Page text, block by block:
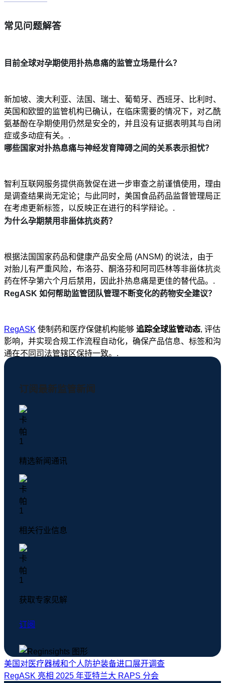
常见问题解答
目前全球对孕期使用扑热息痛的监管立场是什么？
新加坡、澳大利亚、法国、瑞士、葡萄牙、西班牙、比利时、
英国和欧盟的监管机构已确认，在临床需要的情况下，对乙酰
氨基酚在孕期使用仍然是安全的，并且没有证据表明其与自闭
症或多动症有关。.
哪些国家对扑热息痛与神经发育障碍之间的关系表示担忧？
智利互联网服务提供商敦促在进一步审查之前谨慎使用，理由
是调查结果尚无定论；与此同时，美国食品药品监督管理局正
在考虑更新标签，以反映正在进行的科学辩论。.
为什么孕期禁用非甾体抗炎药？
根据法国国家药品和健康产品安全局 (ANSM) 的说法，由于
对胎儿有严重风险，布洛芬、酮洛芬和阿司匹林等非甾体抗炎
药在怀孕第六个月后禁用，因此扑热息痛是更佳的替代品。.
RegASK 如何帮助监管团队管理不断变化的药物安全建议？
RegASK 使制药和医疗保健机构能够 追踪全球监管动态, 评估
影响，并实现合规工作流程自动化，确保产品信息、标签和沟
通在不同司法管辖区保持一致。.
订阅最新监管新闻
精选新闻通讯
相关行业信息
获取专家见解
订阅
美国对医疗器械和个人防护装备进口展开调查
RegASK 亮相 2025 年亚特兰大 RAPS 分会